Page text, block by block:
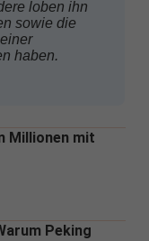
loben ihn
sowie die
haben.
Millionen mit
Peking